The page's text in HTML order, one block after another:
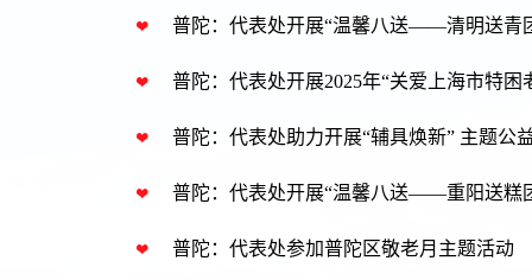
普陀：代表处开展“温馨八送——清明送青
普陀：代表处开展2025年“关爱上海市特
普陀：代表处助力开展“辅具焕新” 主题公
普陀：代表处开展“温馨八送——重阳送糕
普陀：代表处参加普陀区敬老月主题活动